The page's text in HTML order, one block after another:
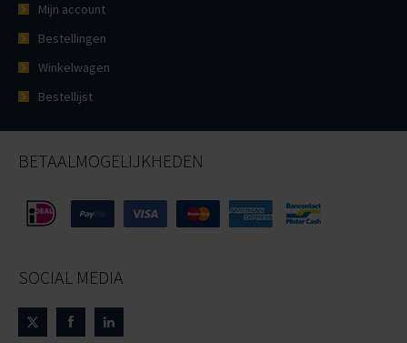
Mijn account
Bestellingen
Winkelwagen
Bestellijst
BETAALMOGELIJKHEDEN
SOCIAL MEDIA